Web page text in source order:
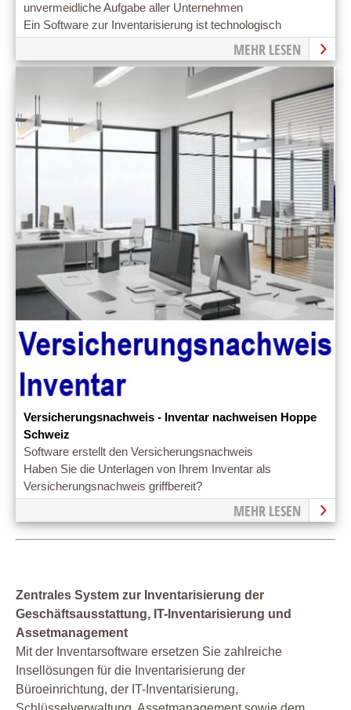
unvermeidliche Aufgabe aller Unternehmen
Ein Software zur Inventarisierung ist technologisch
gesehen wirklich leicht umsetzbar.
MEHR LESEN
Versicherungsnachweis - Inventar nachweisen Hoppe
Schweiz
Software erstellt den Versicherungsnachweis
Haben Sie die Unterlagen von Ihrem Inventar als
Versicherungsnachweis griffbereit?
MEHR LESEN
Zentrales System zur Inventarisierung der
Geschäftsausstattung, IT-Inventarisierung und
Assetmanagement
Mit der Inventarsoftware ersetzen Sie zahlreiche
Insellösungen für die Inventarisierung der
Büroeinrichtung, der IT-Inventarisierung,